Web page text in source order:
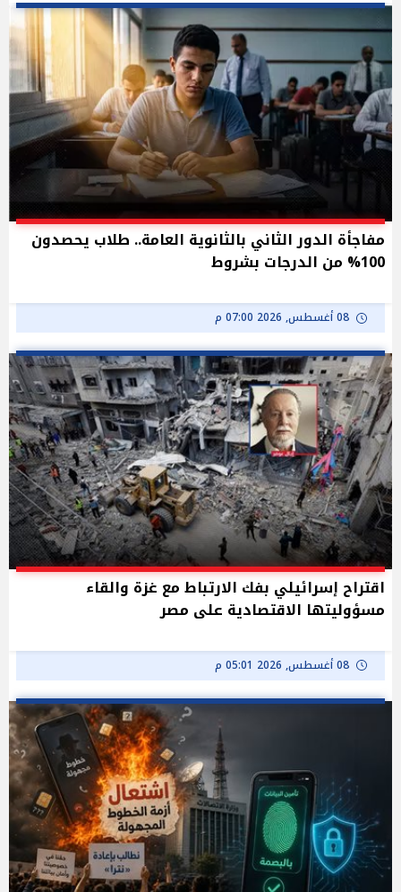
مفاجأة الدور الثاني بالثانوية العامة.. طلاب يحصدون
100% من الدرجات بشروط
08 أغسطس, 2026 07:00 م
اقتراح إسرائيلي بفك الارتباط مع غزة والقاء
مسؤوليتها الاقتصادية على مصر
08 أغسطس, 2026 05:01 م